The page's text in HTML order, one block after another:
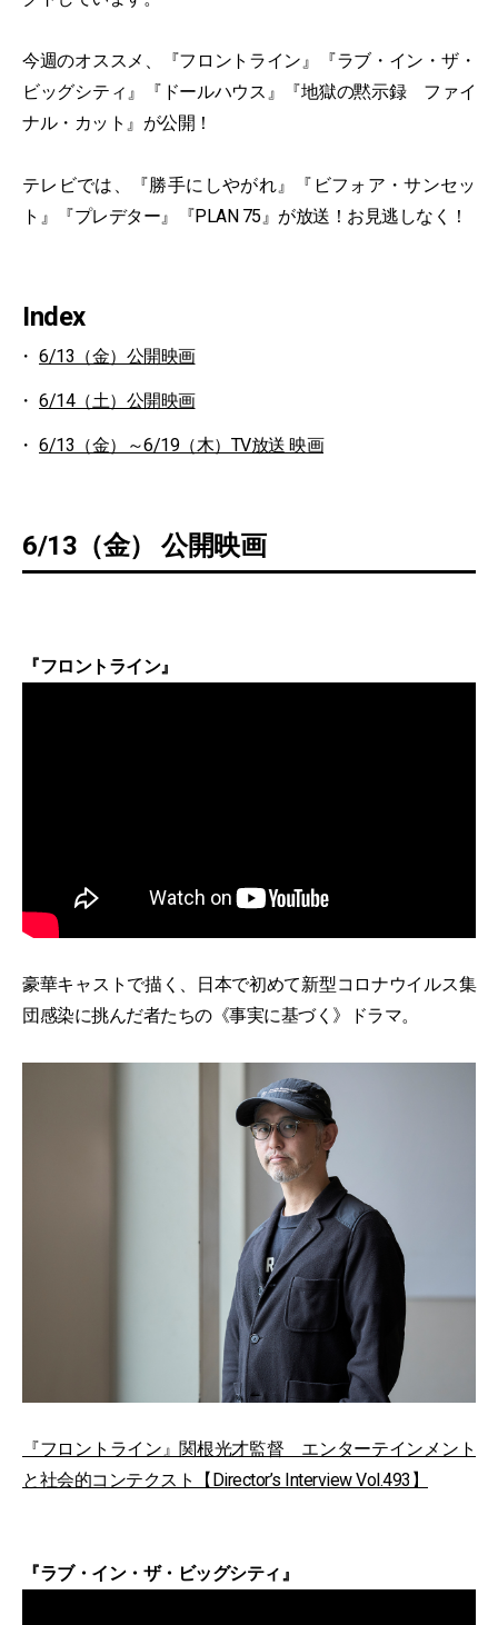
今週のオススメ、『フロントライン』『ラブ・イン・ザ・
ビッグシティ』『ドールハウス』『地獄の黙示録 ファイ
ナル・カット』が公開！
テレビでは、『勝手にしやがれ』『ビフォア・サンセッ
ト』『プレデター』『PLAN 75』が放送！お見逃しなく！
Index
6/13（金）公開映画
6/14（土）公開映画
6/13（金）～6/19（木）TV放送 映画
6/13（金） 公開映画
『フロントライン』
豪華キャストで描く、日本で初めて新型コロナウイルス集
団感染に挑んだ者たちの《事実に基づく》ドラマ。
『フロントライン』関根光才監督 エンターテインメント
と社会的コンテクスト【Director’s Interview Vol.493】
『ラブ・イン・ザ・ビッグシティ』